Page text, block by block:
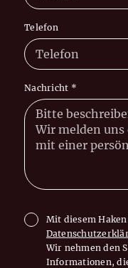
Telefon
Nachricht *
Mit diesem Haken
Wir nehmen den
Informationen,